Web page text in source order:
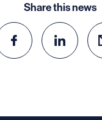
Share this news